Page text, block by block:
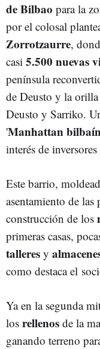
de Bilbao para la
por el colosal
Zorrotzaurre,
casi 5.500 nuevas
península
de Deusto y la
Deusto y Sarriko.
'Manhattan
interés de
Este barrio,
asentamiento de
construcción de los
primeras casas,
talleres y
como destaca el
Ya en la segunda
los rellenos de la
ganando terreno